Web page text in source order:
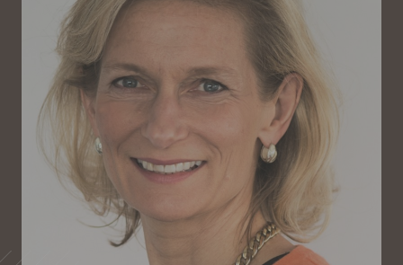
Zanny Minton Beddoes
Online Anfrage
IHRE KONTAKTDATEN